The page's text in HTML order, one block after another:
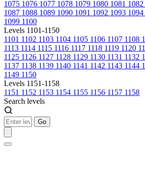
1075 1076 1077 1078 1079 1080 1081 1082
1087 1088 1089 1090 1091 1092 1093 1094
1099 1100
Levels 1101-1150
1101 1102 1103 1104 1105 1106 1107 1108
1113 1114 1115 1116 1117 1118 1119 1120
1125 1126 1127 1128 1129 1130 1131 1132
1137 1138 1139 1140 1141 1142 1143 1144
1149 1150
Levels 1151-1158
1151 1152 1153 1154 1155 1156 1157 1158
Search levels
Go